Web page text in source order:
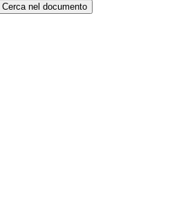
Cerca nel documento